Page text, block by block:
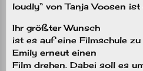
loudly“ von Tanja Voosen ist
Ihr größter Wunsch
ist es auf eine Filmschule zu
Emily erneut einen
Film drehen. Dabei soll es